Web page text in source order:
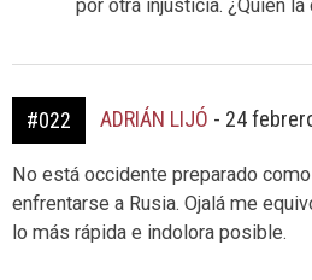
por otra injusticia. ¿Quién la
#022 ADRIÁN LIJÓ - 24
No está occidente preparado
enfrentarse a Rusia. Ojalá me
lo más rápida e indolora posible.